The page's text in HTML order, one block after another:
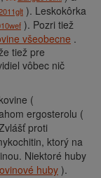
). Leskokôrka
). Pozri tiež
všeobecne .
tiež pre
vôbec nič
(
ergosterolu (
proti
ktorý na
Niektoré huby
huby ).